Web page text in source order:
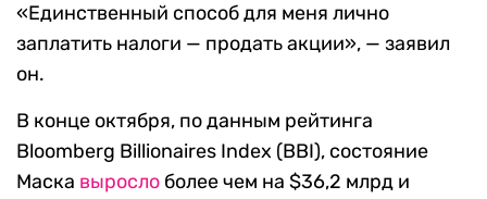
«Единственный способ для меня лично
заплатить налоги — продать акции», — заявил
он.
В конце октября, по данным рейтинга
Bloomberg Billionaires Index (BBI), состояние
Маска выросло более чем на $36,2 млрд и